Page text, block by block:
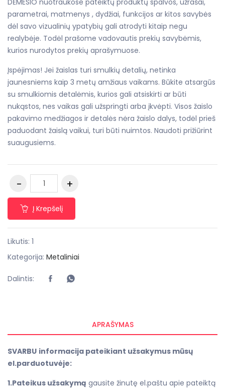
DĖMESIO nuotraukose pateiktų produktų spalvos, užrašai,
parametrai, matmenys , dydžiai, funkcijos ar kitos savybės
dėl savo vizualinių ypatybių gali atrodyti kitaip negu
realybėje. Todėl prašome vadovautis prekių savybėmis,
kurios nurodytos prekių aprašymuose.
Įspėjimas! Jei žaislas turi smulkių detalių, netinka
jaunesniems kaip 3 metų amžiaus vaikams. Būkite atsargūs
su smulkiomis detalėmis, kurios gali atsiskirti ar būti
nukąstos, nes vaikas gali užspringti arba įkvėpti. Visos žaislo
pakavimo medžiagos ir detalės nėra žaislo dalys, todėl prieš
paduodant žaislą vaikui, turi būti nuimtos. Naudoti prižiūrint
suaugusiems.
Į Krepšelį
Likutis: 1
Kategorija: Metaliniai
Dalintis:
APRAŠYMAS
SVARBU informacija pateikiant užsakymus mūsų
el.parduotuvėje:
1.Pateikus užsakymą gausite žinutę el.paštu apie pateiktą